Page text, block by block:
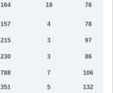
164 18 76
157 4
78
215 3
97
230 3
86
788 7 106
351 5
132